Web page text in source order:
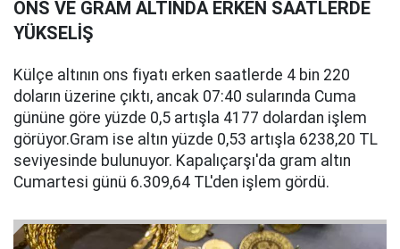
ONS VE GRAM ALTINDA ERKEN SAATLERDE
YÜKSELİŞ
Külçe altının ons fiyatı erken saatlerde 4 bin 220
doların üzerine çıktı, ancak 07:40 sularında Cuma
gününe göre yüzde 0,5 artışla 4177 dolardan işlem
görüyor.Gram ise altın yüzde 0,53 artışla 6238,20 TL
seviyesinde bulunuyor. Kapalıçarşı'da gram altın
Cumartesi günü 6.309,64 TL'den işlem gördü.